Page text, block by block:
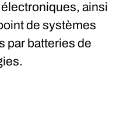
ainsi
de systèmes
par batteries de